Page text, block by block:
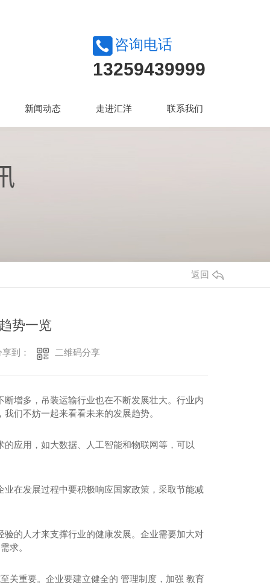
咨询电话
13259439999
新闻动态 走进汇洋 联系我们
返回
势一览
到： 二维码分享
增多，吊装运输行业也在不断发展壮大。行业内
们不妨一起来看看未来的发展趋势。
应用，如大数据、人工智能和物联网等，可以
在发展过程中要积极响应国家政策，采取节能减
的人才来支撑行业的健康发展。企业需要加大对
求。
关重要。企业要建立健全的 管理制度，加强 教育